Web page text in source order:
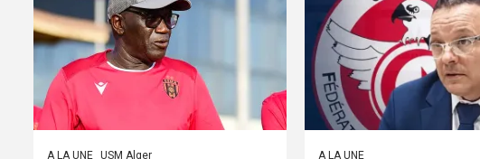
A LA UNE USM Alger A LA UNE